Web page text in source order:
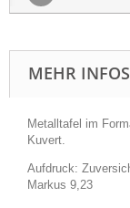
MEHR INFOS
Metalltafel im
Kuvert.
Aufdruck:
Markus 9,23